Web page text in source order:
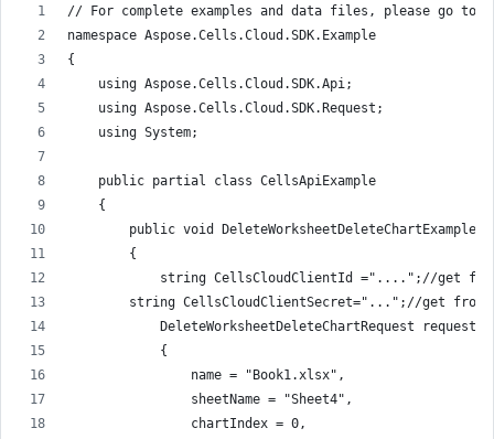
// For complete examples and data files, please go to
namespace Aspose.Cells.Cloud.SDK.Example
{
    using Aspose.Cells.Cloud.SDK.Api;
    using Aspose.Cells.Cloud.SDK.Request;
    using System;
    public partial class CellsApiExample
    {
        public void DeleteWorksheetDeleteChartExample()
        {
string CellsCloudClientId ="....";//get
string CellsCloudClientSecret="...";//get
DeleteWorksheetDeleteChartRequest request
            {
                name = "Book1.xlsx",
                sheetName = "Sheet4",
                chartIndex = 0,